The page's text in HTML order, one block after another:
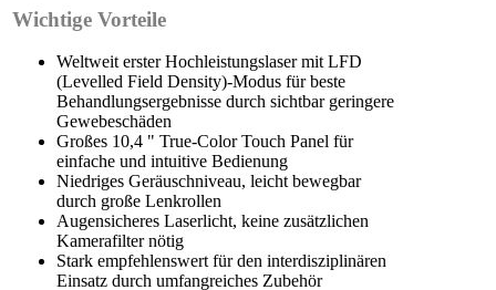
Wichtige Vorteile
Weltweit erster Hochleistungslaser mit LFD
(Levelled Field Density)-Modus für beste
Behandlungsergebnisse durch sichtbar geringere
Gewebeschäden
Großes 10,4 " True-Color Touch Panel für
einfache und intuitive Bedienung
Niedriges Geräuschniveau, leicht bewegbar
durch große Lenkrollen
Augensicheres Laserlicht, keine zusätzlichen
Kamerafilter nötig
Stark empfehlenswert für den interdisziplinären
Einsatz durch umfangreiches Zubehör